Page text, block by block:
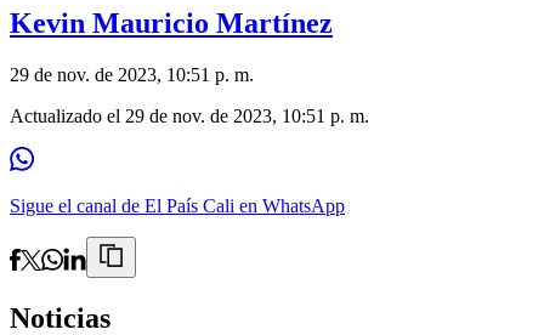
Kevin Mauricio Martínez
29 de nov. de 2023, 10:51 p. m.
Actualizado el 29 de nov. de 2023, 10:51 p. m.
Sigue el canal de El País Cali en WhatsApp
Noticias